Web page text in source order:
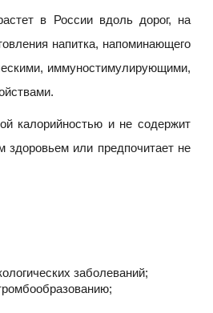
в России вдоль дорог, на
напитка, напоминающего
иммуностимулирующими,
калорийностью и не содержит
или предпочитает не
заболеваний;